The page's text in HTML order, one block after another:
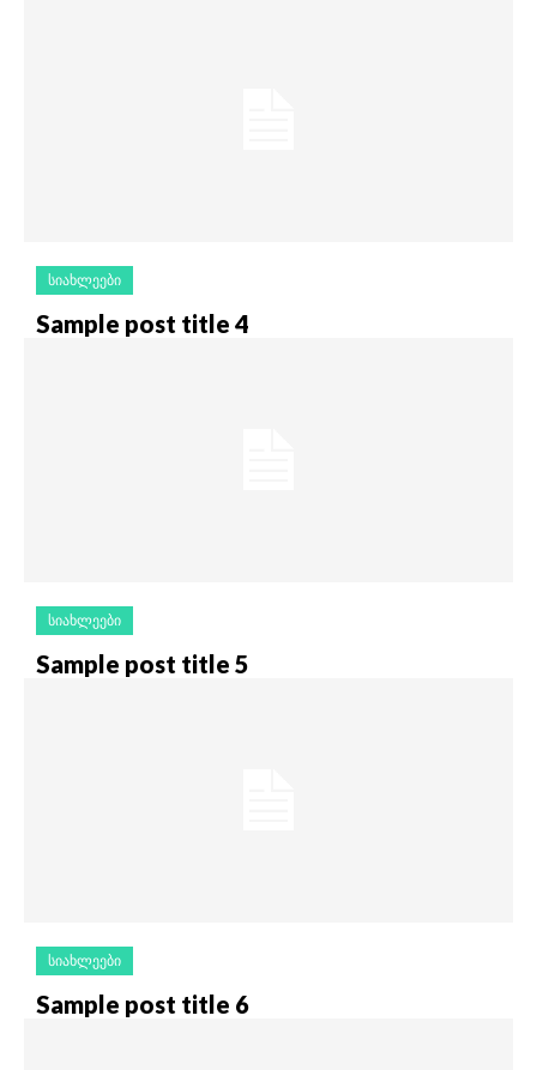
ᲡᲘᲐᲮᲚᲔᲔᲑᲘ
Sample post title 4
ᲡᲘᲐᲮᲚᲔᲔᲑᲘ
Sample post title 5
ᲡᲘᲐᲮᲚᲔᲔᲑᲘ
Sample post title 6